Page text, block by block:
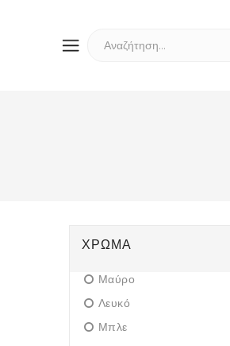
ΧΡΏΜΑ
Μαύρο
Λευκό
Μπλε